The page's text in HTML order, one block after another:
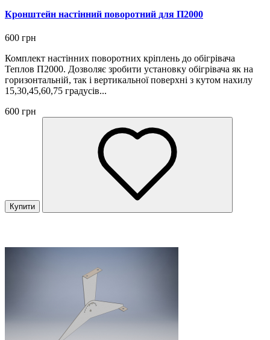
Кронштейн настінний поворотний для П2000
600 грн
Комплект настінних поворотних кріплень до обігрівача
Теплов П2000. Дозволяє зробити установку обігрівача як на
горизонтальній, так і вертикальної поверхні з кутом нахилу
15,30,45,60,75 градусів...
600 грн
Купити